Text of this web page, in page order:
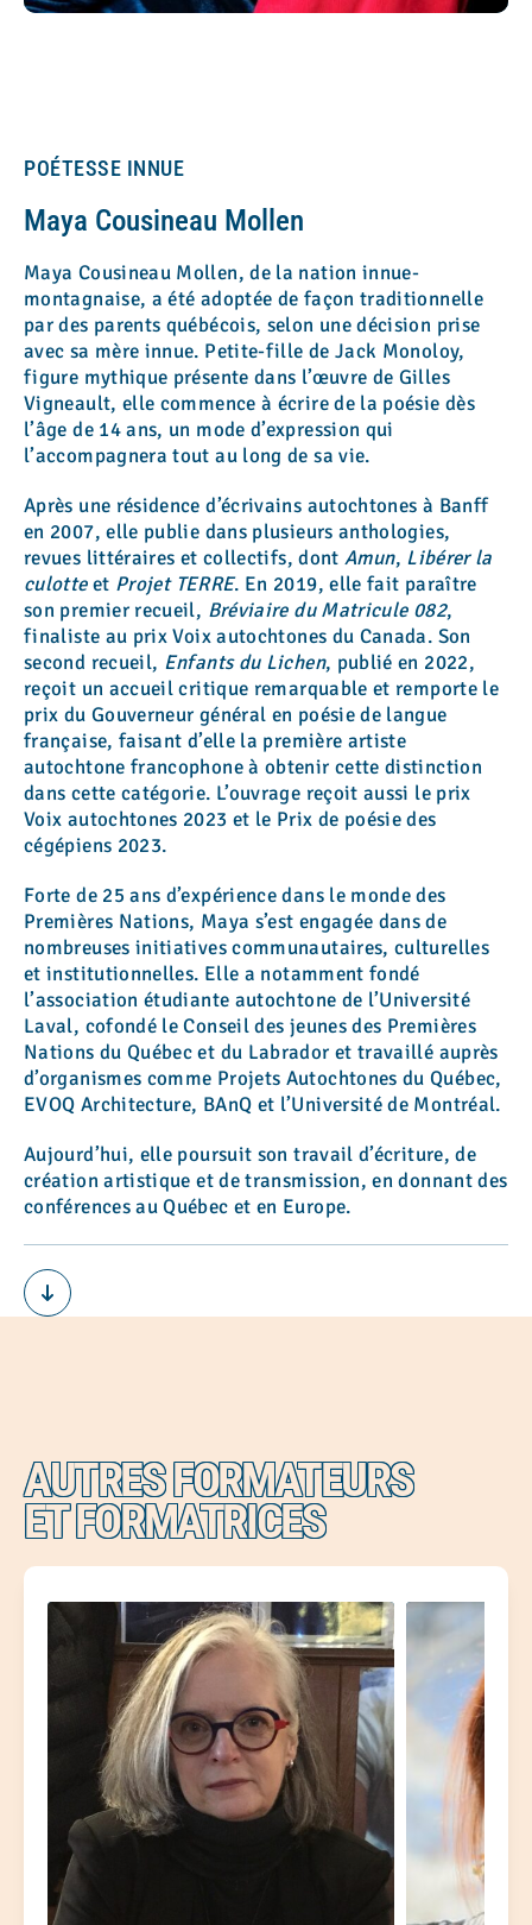
POÉTESSE INNUE
Maya Cousineau Mollen
Maya Cousineau Mollen, de la nation innue-
montagnaise, a été adoptée de façon traditionnelle
par des parents québécois, selon une décision prise
avec sa mère innue. Petite-fille de Jack Monoloy,
figure mythique présente dans l’œuvre de Gilles
Vigneault, elle commence à écrire de la poésie dès
l’âge de 14 ans, un mode d’expression qui
l’accompagnera tout au long de sa vie.
Après une résidence d’écrivains autochtones à Banff
en 2007, elle publie dans plusieurs anthologies,
revues littéraires et collectifs, dontAmun, Libérer la
culotteet Projet TERRE. En 2019, elle fait paraître
son premier recueil, Bréviaire du Matricule 082,
finaliste au prix Voix autochtones du Canada. Son
second recueil, Enfants du Lichen, publié en 2022,
reçoit un accueil critique remarquable et remporte le
prix du Gouverneur général en poésie de langue
française, faisant d’elle la première artiste
autochtone francophone à obtenir cette distinction
dans cette catégorie. L’ouvrage reçoit aussi le prix
Voix autochtones 2023 et le Prix de poésie des
cégépiens 2023.
Forte de 25 ans d’expérience dans le monde des
Premières Nations, Maya s’est engagée dans de
nombreuses initiatives communautaires, culturelles
et institutionnelles. Elle a notamment fondé
l’association étudiante autochtone de l’Université
Laval, cofondé le Conseil des jeunes des Premières
Nations du Québec et du Labrador et travaillé auprès
d’organismes comme Projets Autochtones du Québec,
EVOQ Architecture, BAnQ et l’Université de Montréal.
Aujourd’hui, elle poursuit son travail d’écriture, de
création artistique et de transmission, en donnant des
conférences au Québec et en Europe.
AUTRES FORMATEURS
ET FORMATRICES